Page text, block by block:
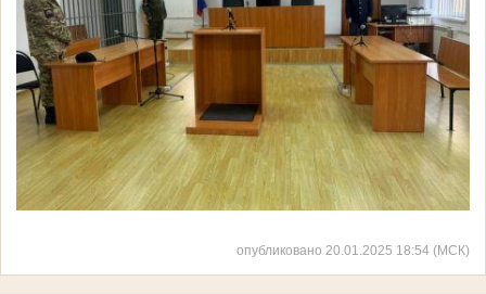
опубликовано 20.01.2025 18:54 (МСК)